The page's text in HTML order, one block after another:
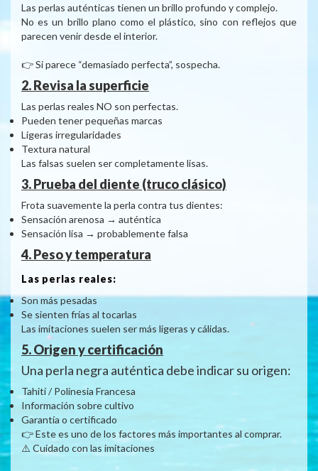
Las perlas auténticas tienen un brillo profundo y complejo.
No es un brillo plano como el plástico, sino con reflejos que
parecen venir desde el interior.
👉 Si parece “demasiado perfecta”, sospecha.
2. Revisa la superficie
Las perlas reales NO son perfectas.
Pueden tener pequeñas marcas
Ligeras irregularidades
Textura natural
Las falsas suelen ser completamente lisas.
3. Prueba del diente (truco clásico)
Frota suavemente la perla contra tus dientes:
Sensación arenosa → auténtica
Sensación lisa → probablemente falsa
4. Peso y temperatura
Las perlas reales:
Son más pesadas
Se sienten frías al tocarlas
Las imitaciones suelen ser más ligeras y cálidas.
5. Origen y certificación
Una perla negra auténtica debe indicar su origen:
Tahití / Polinesia Francesa
Información sobre cultivo
Garantía o certificado
👉 Este es uno de los factores más importantes al comprar.
⚠️ Cuidado con las imitaciones